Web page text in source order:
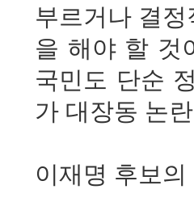
부르거나 결
을 해야 할 것
국민도 단순
가 대장동 논
이재명 후보